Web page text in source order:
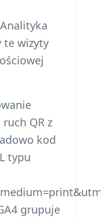
te wizyty
ruch QR z
kod
typu
grupuje